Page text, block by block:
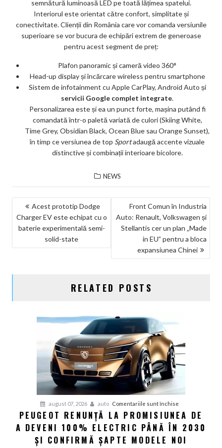
semnătură luminoasă LED pe toată lățimea spatelui.
Interiorul este orientat către confort, simplitate și
conectivitate. Clienții din România care vor comanda versiunile
superioare se vor bucura de echipări extrem de generoase
pentru acest segment de preț:
Plafon panoramic și cameră video 360°
Head-up display și încărcare wireless pentru smartphone
Sistem de infotainment cu Apple CarPlay, Android Auto și
servicii Google complet integrate.
Personalizarea este și ea un punct forte, mașina putând fi
comandată într-o paletă variată de culori (Skiing White,
Time Grey, Obsidian Black, Ocean Blue sau Orange Sunset),
în timp ce versiunea de top Sportadaugă accente vizuale
distinctive și combinații interioare bicolore.
NEWS
NAVIGARE
ÎN
ARTICOLE
Acest prototip Dodge
Charger EV este echipat cu o
baterie experimentală semi-
solid-state
Front Comun în Industria
Auto: Renault, Volkswagen și
Stellantis cer un plan „Made
in EU” pentru a bloca
expansiunea Chinei
RELATED POSTS
august 07, 2026 auto Comentariile sunt închise
Peugeot
renunță
la
PEUGEOT RENUNȚĂ LA PROMISIUNEA DE
A DEVENI 100% ELECTRIC PÂNĂ ÎN 2030
ȘI CONFIRMĂ ȘAPTE MODELE NOI